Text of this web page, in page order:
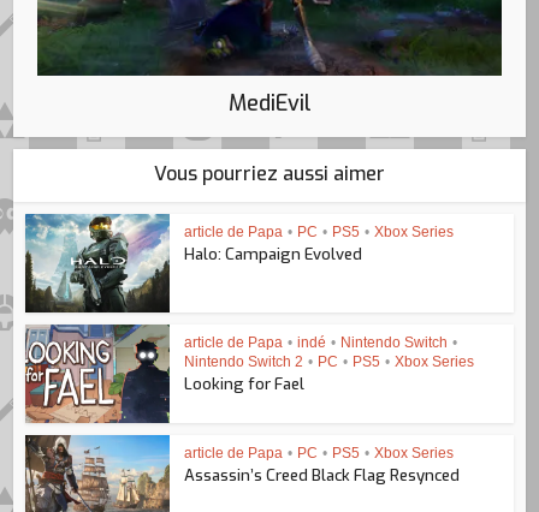
MediEvil
Vous pourriez aussi aimer
article de Papa • PC • PS5 • Xbox Series
Halo: Campaign Evolved
article de Papa • indé • Nintendo Switch •
Nintendo Switch 2 • PC • PS5 • Xbox Series
Looking for Fael
article de Papa • PC • PS5 • Xbox Series
Assassin’s Creed Black Flag Resynced